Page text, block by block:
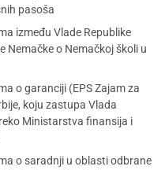
pasoša
između Vlade Republike
Nemačke o Nemačkoj školi u
o garanciji (EPS Zajam za
koju zastupa Vlada
Ministarstva finansija i
o saradnji u oblasti odbrane